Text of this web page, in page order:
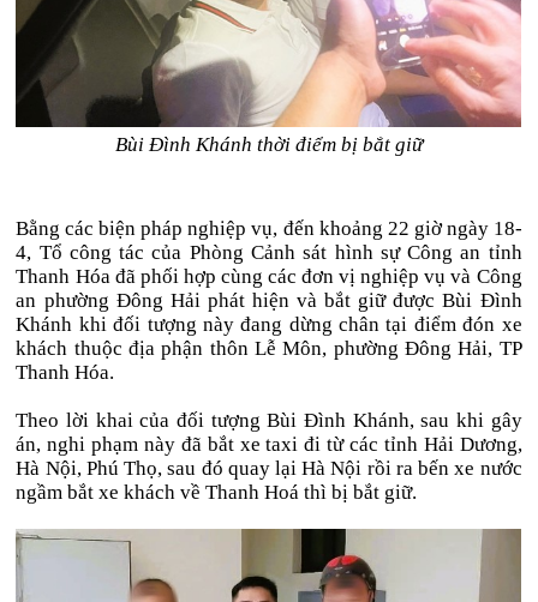
Bùi Đình Khánh thời điểm bị bắt giữ
Bằng các biện pháp nghiệp vụ, đến khoảng 22 giờ ngày 18-
4, Tổ công tác của Phòng Cảnh sát hình sự Công an tỉnh
Thanh Hóa đã phối hợp cùng các đơn vị nghiệp vụ và Công
an phường Đông Hải phát hiện và bắt giữ được Bùi Đình
Khánh khi đối tượng này đang dừng chân tại điểm đón xe
khách thuộc địa phận thôn Lễ Môn, phường Đông Hải, TP
Thanh Hóa.
Theo lời khai của đối tượng Bùi Đình Khánh, sau khi gây
án, nghi phạm này đã bắt xe taxi đi từ các tỉnh Hải Dương,
Hà Nội, Phú Thọ, sau đó quay lại Hà Nội rồi ra bến xe nước
ngầm bắt xe khách về Thanh Hoá thì bị bắt giữ.